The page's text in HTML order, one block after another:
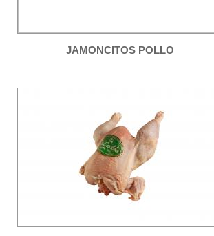
JAMONCITOS POLLO